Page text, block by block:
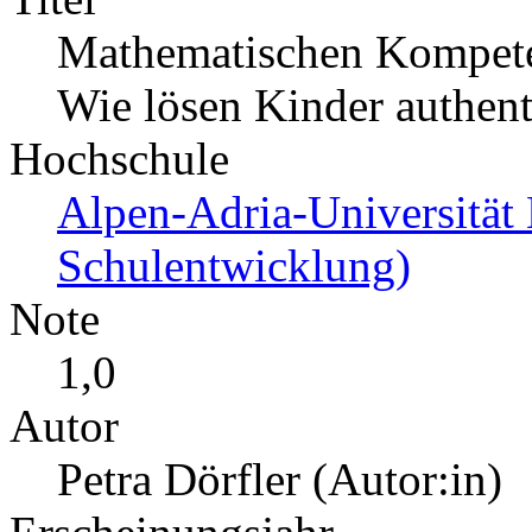
Mathematischen
Wie lösen Kinder
Hochschule
Alpen-Adria-
Schulentwicklung)
Note
1,0
Autor
Petra Dörfler (Autor:in)